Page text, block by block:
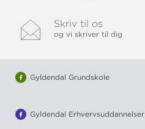
Skriv til os
og vi skriver til dig
Gyldendal Grundskole
Gyldendal Erhvervsuddannelser